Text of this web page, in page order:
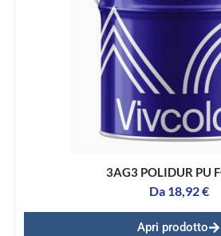
3AG3 POLIDUR PU
Da 18,92€
Apri prodotto